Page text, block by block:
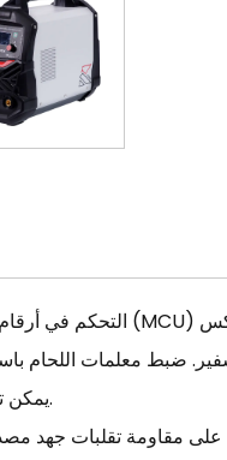
● يمكن تحديد قطر قطب اللحام. وسيتم مطابقته تلقائيًا.
على مقاومة تقلبات جهد